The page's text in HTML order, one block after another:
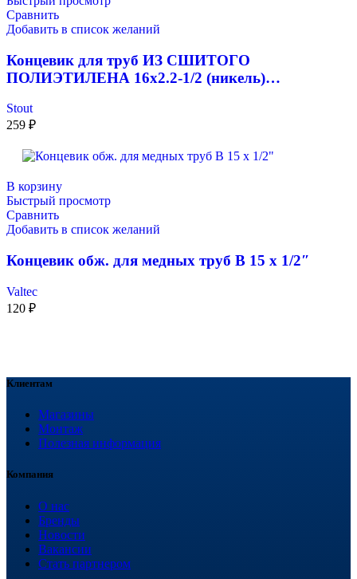
Сравнить
Добавить в список желаний
Концевик для труб ИЗ СШИТОГО
ПОЛИЭТИЛЕНА 16х2.2-1/2 (никель)…
Stout
259 ₽
В корзину
Быстрый просмотр
Сравнить
Добавить в список желаний
Концевик обж. для медных труб В 15 х 1/2″
Valtec
120 ₽
Клиентам
Магазины
Монтаж
Полезная информация
Компания
О нас
Бренды
Новости
Вакансии
Стать партнером